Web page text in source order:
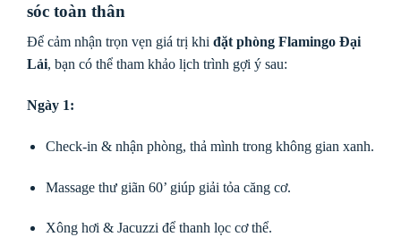
sóc toàn thân
Để cảm nhận trọn vẹn giá trị khi đặt phòng Flamingo Đại
Lải, bạn có thể tham khảo lịch trình gợi ý sau:
Ngày 1:
Check-in & nhận phòng, thả mình trong không gian xanh.
Massage thư giãn 60’ giúp giải tỏa căng cơ.
Xông hơi & Jacuzzi để thanh lọc cơ thể.